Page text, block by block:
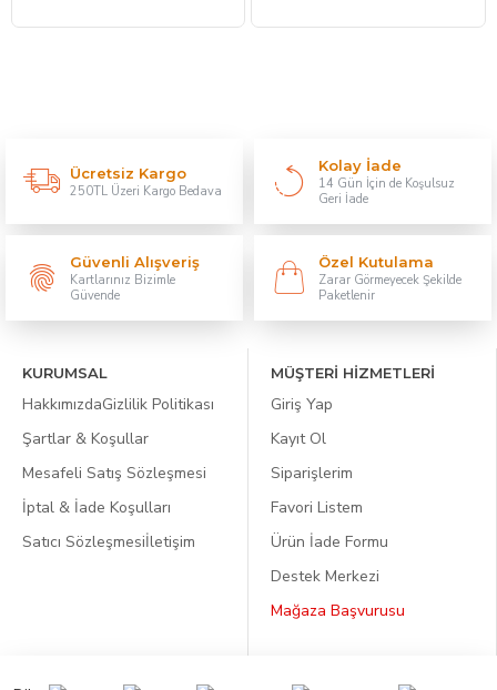
Ücretsiz Kargo
250TL Üzeri Kargo Bedava
Kolay İade
14 Gün İçin de Koşulsuz
Geri İade
Güvenli Alışveriş
Kartlarınız Bizimle
Güvende
Özel Kutulama
Zarar Görmeyecek Şekilde
Paketlenir
KURUMSAL
HakkımızdaGizlilik Politikası
Şartlar & Koşullar
Mesafeli Satış Sözleşmesi
İptal & İade Koşulları
Satıcı Sözleşmesiİletişim
MÜŞTERİ HİZMETLERİ
Giriş Yap
Kayıt Ol
Siparişlerim
Favori Listem
Ürün İade Formu
Destek Merkezi
Mağaza Başvurusu